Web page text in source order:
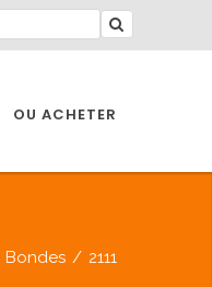
OU ACHETER
Bondes / 2111